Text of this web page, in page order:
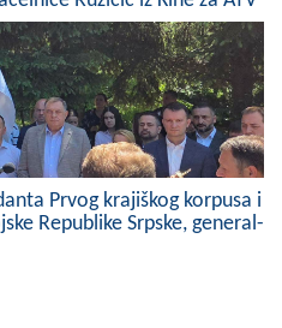
Prvog krajiškog korpusa i
Republike Srpske, general-